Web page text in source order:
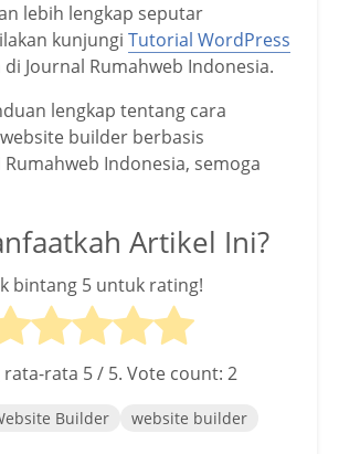
lebih lengkap seputar
kunjungi Tutorial WordPress
Journal Rumahweb Indonesia.
lengkap tentang cara
builder berbasis
Indonesia, semoga
Artikel Ini?
bintang 5 untuk rating!
rata-rata 5/ 5. Vote count: 2
Builder website builder